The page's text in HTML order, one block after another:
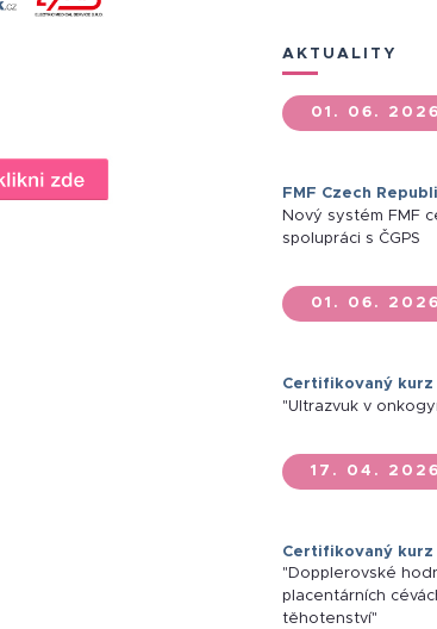
AKTUALITY
01. 06. 2026
FMF Czech
Nový systém FMF
spolupráci s ČGPS
01. 06. 2026
Certifikovaný kurz
"Ultrazvuk v
17. 04. 2026
Certifikovaný kurz
"Dopplerovské
placentárních
těhotenství"